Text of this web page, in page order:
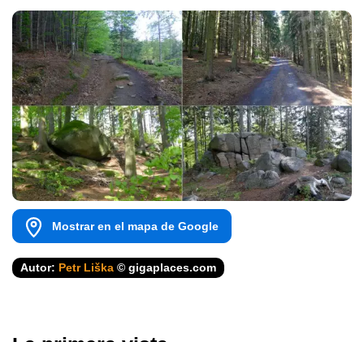
Mostrar en el mapa de Google
Autor: Petr Liška © gigaplaces.com